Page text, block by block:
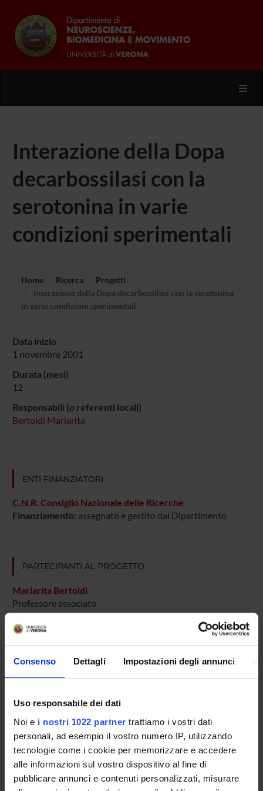
Consenso Dettagli Impostazioni degli annunci
Uso responsabile dei dati
Noi e i nostri 1022 partner trattiamo i vostri dati
personali, ad esempio il vostro numero IP, utilizzando
tecnologie come i cookie per memorizzare e accedere
alle informazioni sul vostro dispositivo al fine di
pubblicare annunci e contenuti personalizzati, misurare
Interazione della Dopa
decarbossilasi con la
serotonina in varie
condizioni sperimentali
Home Ricerca
Progetti
Interazione della Dopa decarbossilasi con la serotonina
in varie condizioni sperimentali
Data inizio
1 novembre 2001
Durata (mesi)
12
Responsabili (o referenti locali)
Bertoldi Mariarita
ENTI FINANZIATORI:
C.N.R. Consiglio Nazionale delle Ricerche
Finanziamento: assegnato e gestito dal Dipartimento
PARTECIPANTI AL PROGETTO
Mariarita Bertoldi
Professore associato
Silvia Bianconi
Chimica Biologica
PUBBLICAZIONI
TITOLO
Dopa decarboxylase exhibits low pH half-transaminase